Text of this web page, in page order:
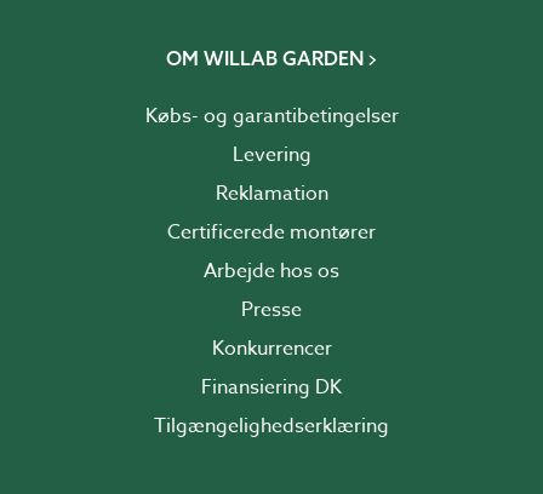
OM WILLAB GARDEN
Købs- og garantibetingelser
Levering
Reklamation
Certificerede montører
Arbejde hos os
Presse
Konkurrencer
Finansiering DK
Tilgængelighedserklæring